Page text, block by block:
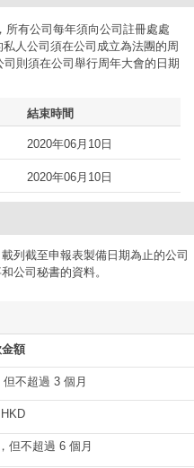
所有公司每年須向公司註冊處處
人公司須在公司成立為法團的周
則須在公司舉行周年大會的日期
結束時間
2020年06月10日
2020年06月10日
列截至申報表製備日期為止的公司
公司秘書的資料。
額
不超過 3 個月
但不超過 6 個月